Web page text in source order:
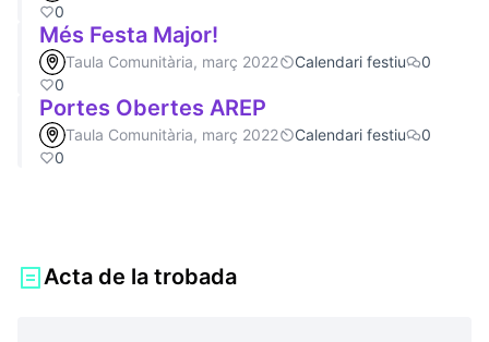
0
Més Festa Major!
Taula Comunitària, març 2022 Calendari festiu
0
0
Portes Obertes AREP
Taula Comunitària, març 2022 Calendari festiu
0
0
Acta de la trobada